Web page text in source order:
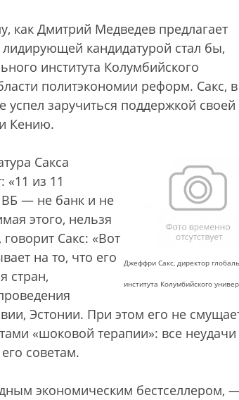
как Дмитрий Медведев предлагает
кандидатурой стал бы,
института Колумбийского
политэкономии реформ. Сакс, в
заручиться поддержкой своей
Кению.
Джеффри Сакс, директор
института Колумбийского
Сакса
«11 из 11
— не банк и не
этого, нельзя
Сакс: «Вот
на то, что его
стран,
Эстонии. При этом его не
«шоковой терапии»: все неудачи
советам.
экономическим бестселлером,